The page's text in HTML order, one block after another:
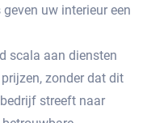
uw interieur een
scala aan diensten
zonder dat dit
streeft naar